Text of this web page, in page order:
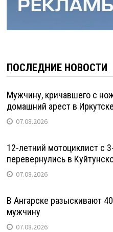
ПОСЛЕДНИЕ НОВОСТИ
Мужчину, кричавшего с
домашний арест в Иркутске
07.08.2026
12-летний мотоциклист с
перевернулись в
07.08.2026
В Ангарске разыскивают
мужчину
07.08.2026